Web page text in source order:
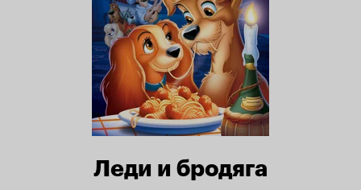
Леди и бродяга